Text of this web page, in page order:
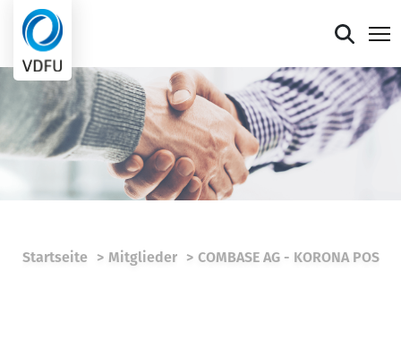
Mitgliederportal
Verband
Mitglieder
Startseite Mitglieder COMBASE AG - KORONA POS